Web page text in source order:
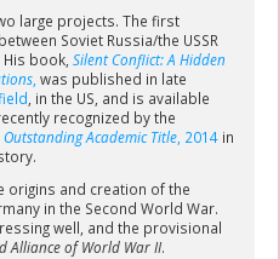
large projects. The first
Soviet Russia/the USSR
book, Silent Conflict: A Hidden
, was published in late
, in the US, and is available
recognized by the
Outstanding Academic Title, 2014in
origins and creation of the
in the Second World War.
well, and the provisional
Alliance of World War II.